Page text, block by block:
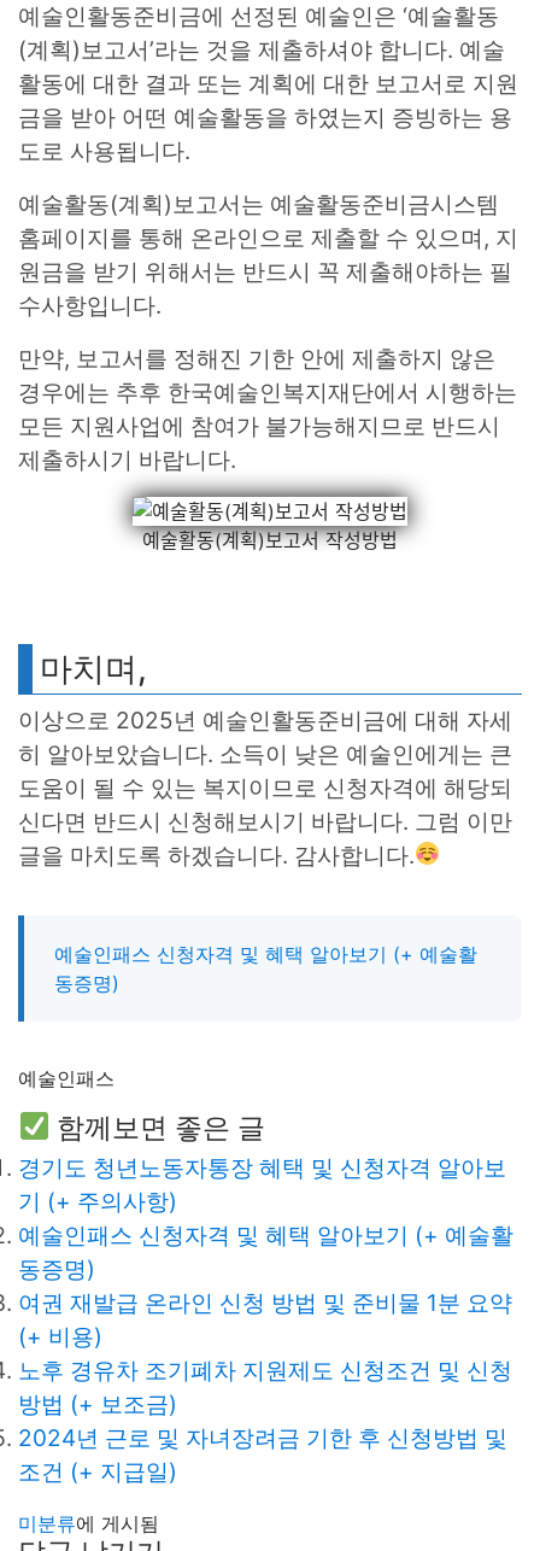
예술인활동준비금에 선정된 예술인은 ‘예술활동
(계획)보고서’라는 것을 제출하셔야 합니다. 예술
활동에 대한 결과 또는 계획에 대한 보고서로 지원
금을 받아 어떤 예술활동을 하였는지 증빙하는 용
도로 사용됩니다.
예술활동(계획)보고서는 예술활동준비금시스템
홈페이지를 통해 온라인으로 제출할 수 있으며, 지
원금을 받기 위해서는 반드시 꼭 제출해야하는 필
수사항입니다.
만약, 보고서를 정해진 기한 안에 제출하지 않은
경우에는 추후 한국예술인복지재단에서 시행하는
모든 지원사업에 참여가 불가능해지므로 반드시
제출하시기 바랍니다.
예술활동(계획)보고서 작성방법
마치며,
이상으로 2025년 예술인활동준비금에 대해 자세
히 알아보았습니다. 소득이 낮은 예술인에게는 큰
도움이 될 수 있는 복지이므로 신청자격에 해당되
신다면 반드시 신청해보시기 바랍니다. 그럼 이만
글을 마치도록 하겠습니다. 감사합니다.
예술인패스 신청자격 및 혜택 알아보기 (+ 예술활
동증명)
예술인패스
함께보면 좋은 글
경기도 청년노동자통장 혜택 및 신청자격 알아보
기 (+ 주의사항)
예술인패스 신청자격 및 혜택 알아보기 (+ 예술활
동증명)
여권 재발급 온라인 신청 방법 및 준비물 1분 요약
(+ 비용)
노후 경유차 조기폐차 지원제도 신청조건 및 신청
방법 (+ 보조금)
2024년 근로 및 자녀장려금 기한 후 신청방법 및
조건 (+ 지급일)
미분류에 게시됨